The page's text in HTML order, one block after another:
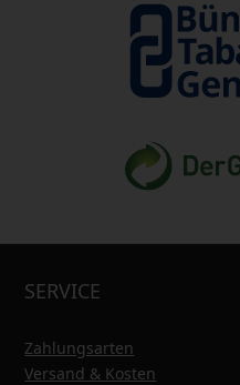
SERVICE
Zahlungsarten
Versand & Kosten